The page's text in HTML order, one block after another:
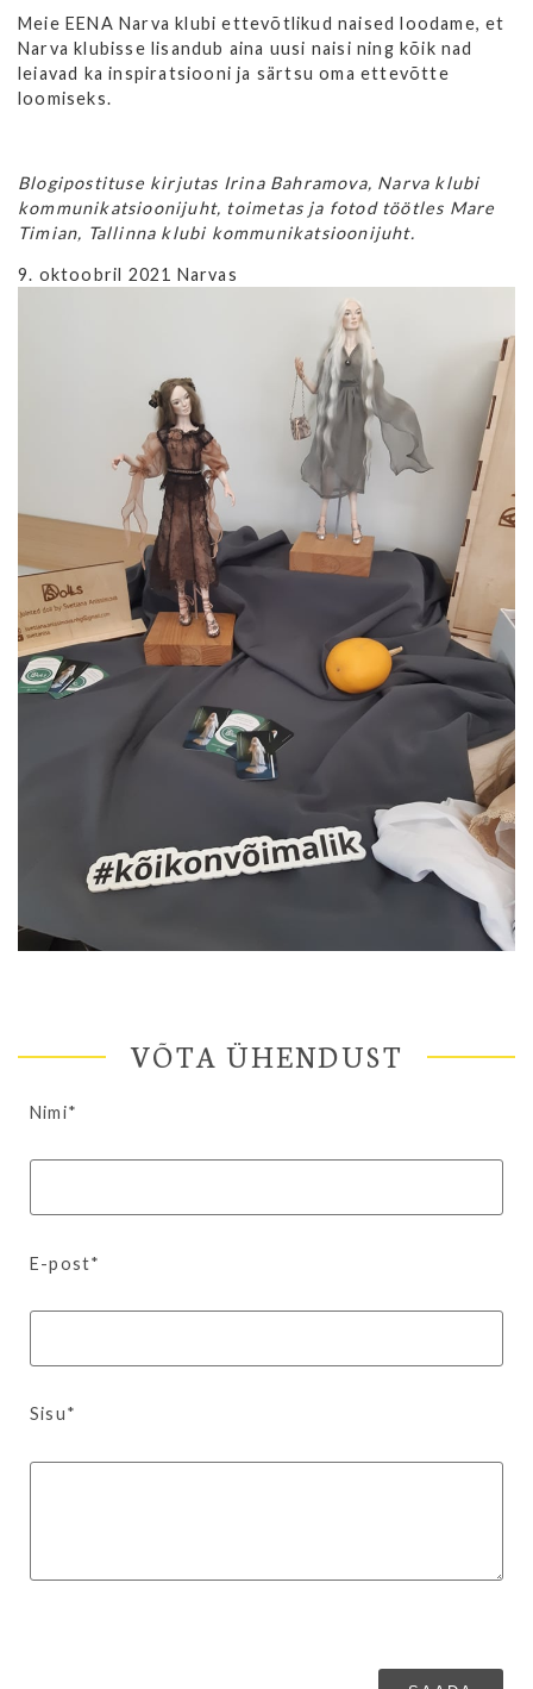
Meie EENA Narva klubi ettevõtlikud naised loodame, et
Narva klubisse lisandub aina uusi naisi ning kõik nad
leiavad ka inspiratsiooni ja särtsu oma ettevõtte
loomiseks.
Blogipostituse kirjutas Irina Bahramova, Narva klubi
kommunikatsioonijuht, toimetas ja fotod töötles Mare
Timian, Tallinna klubi kommunikatsioonijuht.
9. oktoobril 2021 Narvas
VÕTA ÜHENDUST
Nimi*
E-post*
Sisu*